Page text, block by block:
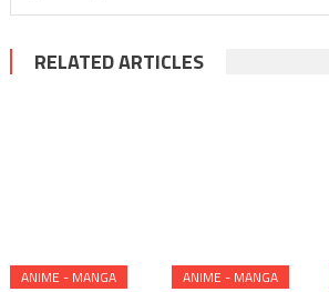
RELATED ARTICLES
ANIME - MANGA ANIME - MANGA